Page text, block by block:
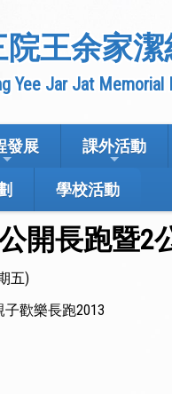
王余家
Yee Jar Jat Memorial
發展 課外活動
學校活動
開長跑暨2
五)
歡樂長跑2013